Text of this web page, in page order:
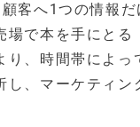
客へ1つの情報
で本を手にと
、時間帯によ
、マーケティン